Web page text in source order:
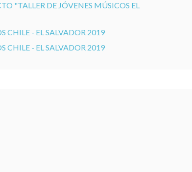
"TALLER DE JÓVENES MÚSICOS EL
CHILE - EL SALVADOR 2019
CHILE - EL SALVADOR 2019